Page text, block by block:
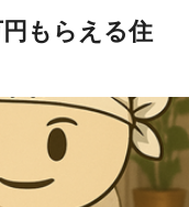
円もらえる住